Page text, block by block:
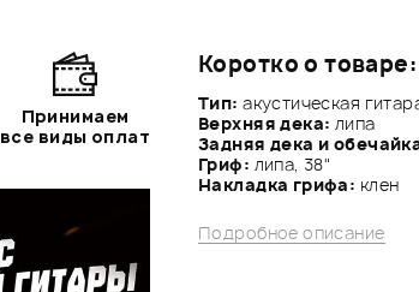
Коротко о товаре:
Тип: акустическая
Верхняя дека: липа
Задняя дека и
Гриф: липа, 38"
Накладка грифа: клен
Подробное описание
Принимаем
все виды оплат